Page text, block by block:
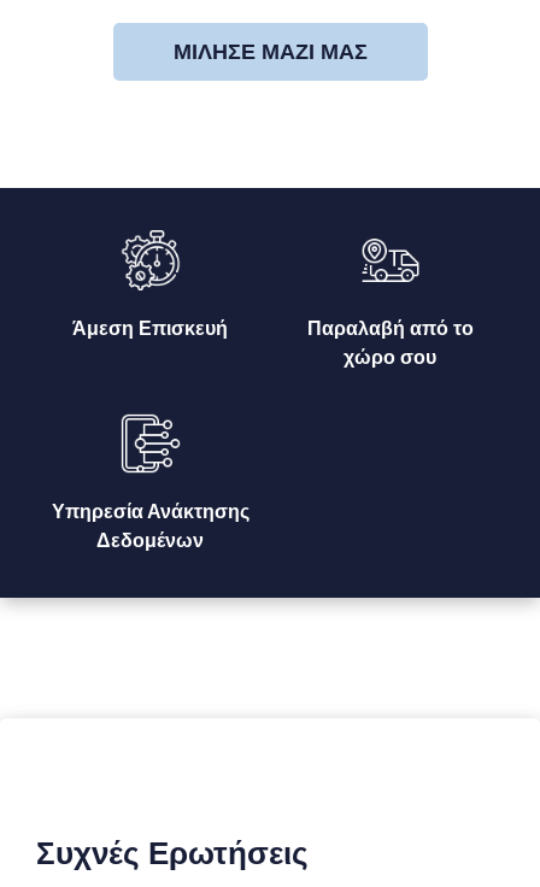
ΜΊΛΗΣΕ ΜΑΖΊ ΜΑΣ
Άμεση Επισκευή
Παραλαβή από το
χώρο σου
Υπηρεσία Ανάκτησης
Δεδομένων
Συχνές Ερωτήσεις